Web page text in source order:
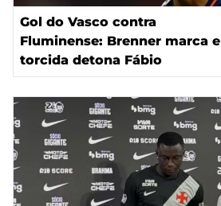
Gol do Vasco contra
Fluminense: Brenner marca e
torcida detona Fábio